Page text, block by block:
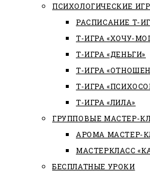
ПСИХОЛОГИЧЕСКИЕ
РАСПИСАНИЕ Т-
Т-ИГРА «ХОЧУ-
Т-ИГРА «ДЕНЬГИ»
Т-ИГРА
Т-ИГРА
Т-ИГРА «ЛИЛА»
ГРУППОВЫЕ МАСТЕР-
АРОМА МАСТЕР-
МАСТЕРКЛАСС
БЕСПЛАТНЫЕ УРОКИ